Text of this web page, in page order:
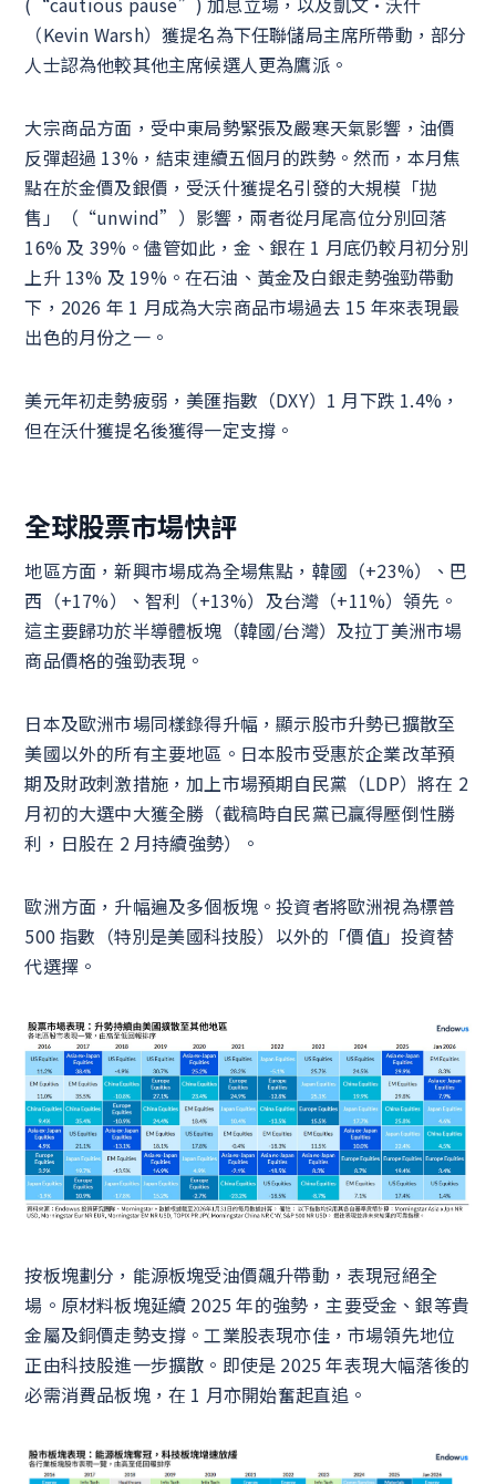
（Kevin Warsh）獲提名為下任聯儲局主席所帶動，部分
人士認為他較其他主席候選人更為鷹派。
大宗商品方面，受中東局勢緊張及嚴寒天氣影響，油價
反彈超過 13%，結束連續五個月的跌勢。然而，本月焦
點在於金價及銀價，受沃什獲提名引發的大規模「拋
售」（“unwind”）影響，兩者從月尾高位分別回落
16% 及 39%。儘管如此，金、銀在 1 月底仍較月初分別
上升 13% 及 19%。在石油、黃金及白銀走勢強勁帶動
下，2026 年 1 月成為大宗商品市場過去 15 年來表現最
出色的月份之一。
美元年初走勢疲弱，美匯指數（DXY）1 月下跌 1.4%，
但在沃什獲提名後獲得一定支撐。
全球股票市場快評
地區方面，新興市場成為全場焦點，韓國（+23%）、巴
西（+17%）、智利（+13%）及台灣（+11%）領先。
這主要歸功於半導體板塊（韓國/台灣）及拉丁美洲市場
商品價格的強勁表現。
日本及歐洲市場同樣錄得升幅，顯示股市升勢已擴散至
美國以外的所有主要地區。日本股市受惠於企業改革預
期及財政刺激措施，加上市場預期自民黨（LDP）將在 2
月初的大選中大獲全勝（截稿時自民黨已贏得壓倒性勝
利，日股在 2 月持續強勢）。
歐洲方面，升幅遍及多個板塊。投資者將歐洲視為標普
500 指數（特別是美國科技股）以外的「價值」投資替
代選擇。
按板塊劃分，能源板塊受油價飆升帶動，表現冠絕全
場。原材料板塊延續 2025 年的強勢，主要受金、銀等貴
金屬及銅價走勢支撐。工業股表現亦佳，市場領先地位
正由科技股進一步擴散。即使是 2025 年表現大幅落後的
必需消費品板塊，在 1 月亦開始奮起直追。